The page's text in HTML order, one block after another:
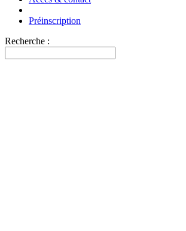
Préinscription
Recherche :